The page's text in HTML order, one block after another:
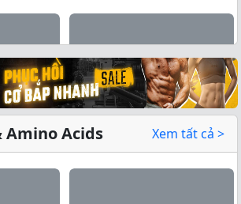
Xem tất cả →
Amino Acids Xem tất cả >